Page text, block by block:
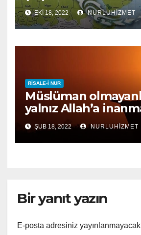
EKI 18, 2022 NURLUHIZMET
RISALE-I NUR
Müslüman
yalnız Allah’a
yeterli midir?
ŞUB 18, 2022 NURLUHIZMET
Bir yanıt yazın
E-posta adresiniz